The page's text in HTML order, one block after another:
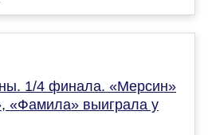
1/4 финала. «Мерсин»
«Фамила» выиграла у